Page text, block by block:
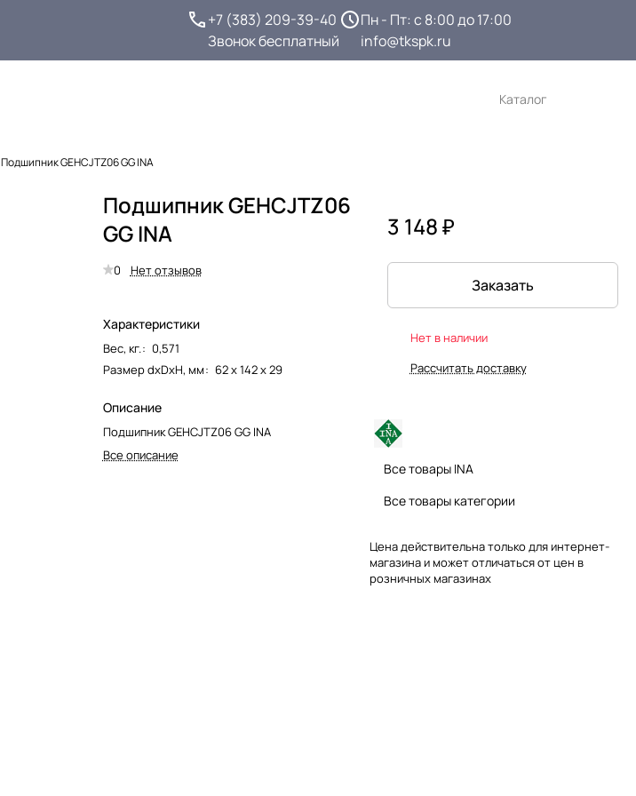
+7 (383) 209-39-40
Звонок бесплатный
Пн - Пт: с 8:00 до 17:00
info@tkspk.ru
Каталог
Подшипник GEHCJTZ06 GG INA
Подшипник GEHCJTZ06
GG INA
0 Нет отзывов
Характеристики
Вес, кг.: 0,571
Размер dxDxH, мм: 62 х 142 х 29
Описание
Подшипник GEHCJTZ06 GG INA
Все описание
3 148 ₽
Заказать
Нет в наличии
Рассчитать доставку
Все товары INA
Все товары категории
Цена действительна только для интернет-
магазина и может отличаться от цен в
розничных магазинах